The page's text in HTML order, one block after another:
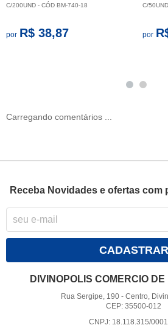
C/200UND - CÓD BM-740-18
por R$ 38,87
C/
por
Carregando comentários ...
Receba Novidades e ofertas
CADASTRAR
DIVINOPOLIS COMERCIO
Rua Sergipe, 190 -Centro,
CEP: 35500-012
CNPJ: 18.118.315/